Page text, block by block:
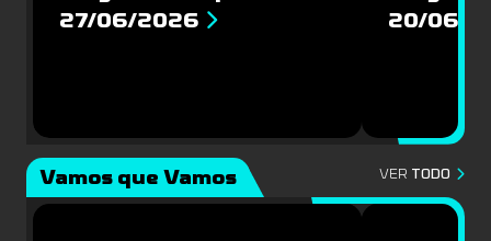
27/06/2026
20/06/
Vamos que Vamos VER TODO